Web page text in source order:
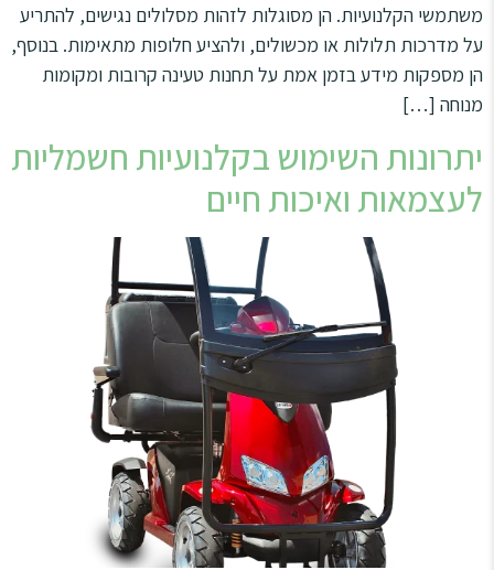
משתמשי הקלנועיות. הן מסוגלות לזהות מסלולים נגישים, להתריע
על מדרכות תלולות או מכשולים, ולהציע חלופות מתאימות. בנוסף,
הן מספקות מידע בזמן אמת על תחנות טעינה קרובות ומקומות
מנוחה […]
יתרונות השימוש בקלנועיות חשמליות
לעצמאות ואיכות חיים